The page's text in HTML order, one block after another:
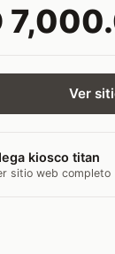
Ver
kiosco titan
sitio web